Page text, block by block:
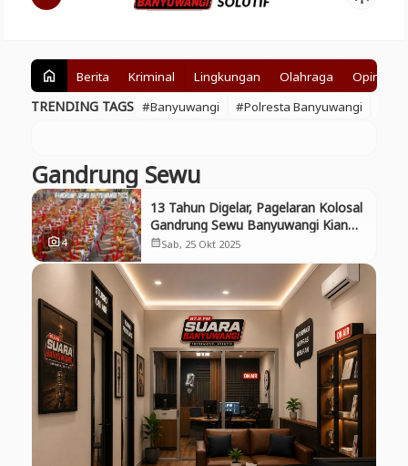
home Berita Kriminal Lingkungan Olahraga Opini
TRENDING TAGS #Banyuwangi #Polresta Banyuwangi
Gandrung Sewu
photo_camera4
13 Tahun Digelar, Pagelaran Kolosal
Gandrung Sewu Banyuwangi Kian
Memukau
calendar_monthSab, 25 Okt 2025